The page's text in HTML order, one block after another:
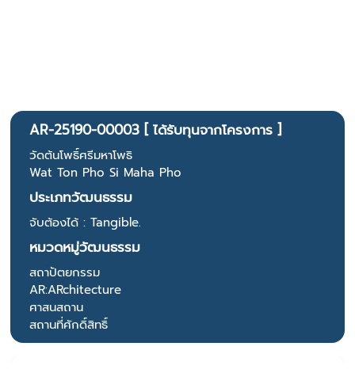
AR-25190-00003 [ ได้รับทุนจากโครงการ ]
วัดต้นโพธิ์ศรีมหาโพธิ
Wat Ton Pho Si Maha Pho
ประเภทวัฒนธรรม
จับต้องได้ : Tangible.
หมวดหมู่วัฒนธรรม
สถาปัตยกรรม
AR:ARchitecture
ศาสนสถาน
สถานที่ศักดิ์สิทธิ์